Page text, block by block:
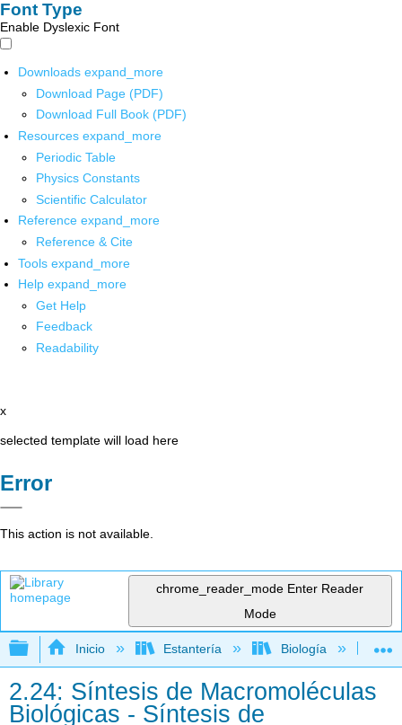
Font Type
Enable Dyslexic Font
Downloads expand_more
Download Page (PDF)
Download Full Book (PDF)
Resources expand_more
Periodic Table
Physics Constants
Scientific Calculator
Reference expand_more
Reference & Cite
Tools expand_more
Help expand_more
Get Help
Feedback
Readability
x
selected template will load here
Error
This action is not available.
chrome_reader_mode Enter Reader
Mode
Expandir/contraer jerarquía global
Inicio Estantería Biología
2.24: Síntesis de Macromoléculas
Biológicas - Síntesis de